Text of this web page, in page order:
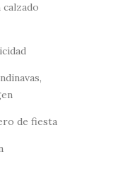
calzado
de fiesta